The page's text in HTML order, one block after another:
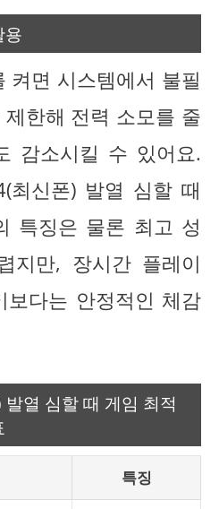
용
켜면 시스템에서 불필
한해 전력 소모를 줄
감소시킬 수 있어요.
최신폰) 발열 심할 때
특징은 물론 최고 성
지만, 장시간 플레이
보다는 안정적인 체감
열 심할 때 게임 최적
특징